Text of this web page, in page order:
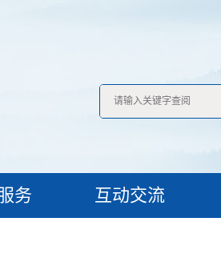
务 互动交流